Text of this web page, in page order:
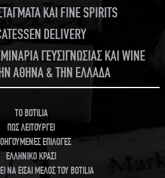
ΚΑΙ FINE SPIRITS
DELIVERY
ΓΕΥΣΙΓΝΩΣΙΑΣ ΚΑΙ WINE
ΑΘΗΝΑ & ΤΗΝ ΕΛΛΑΔΑ
TO BOTILIA
ΠΩΣ ΛΕΙΤΟΥΡΓΕΙ
ΕΠΙΛΟΓΕΣ
ΕΛΛΗΝΙΚΟ ΚΡΑΣΙ
ΝΑ ΕΙΣΑΙ ΜΕΛΟΣ ΤΟΥ BOTILIA